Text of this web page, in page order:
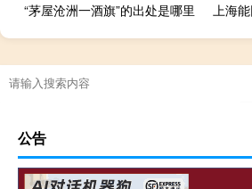
“茅屋沧洲一酒旗”的出处是哪里
上海
公告